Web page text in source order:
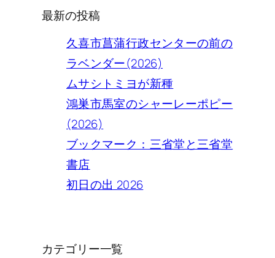
最新の投稿
久喜市菖蒲行政センターの前の
ラベンダー(2026)
ムサシトミヨが新種
鴻巣市馬室のシャーレーポピー
(2026)
ブックマーク：三省堂と三省堂
書店
初日の出 2026
カテゴリー一覧